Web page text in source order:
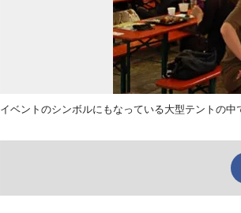
イベントのシンボルにもなっている大型テントの